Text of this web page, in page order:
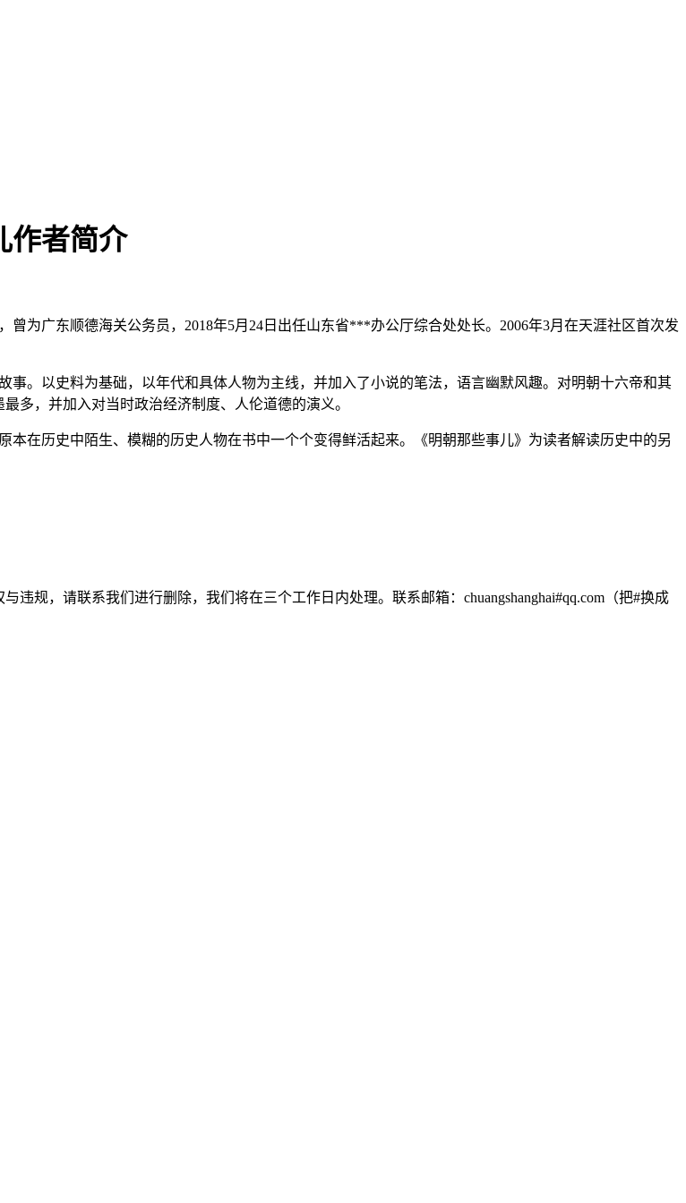
作者简介
为广东顺德海关公务员，2018年5月24日出任山东省***办公厅综合处处长。2006年3月在天涯社区首次发
事。以史料为基础，以年代和具体人物为主线，并加入了小说的笔法，语言幽默风趣。对明朝十六帝和其
多，并加入对当时政治经济制度、人伦道德的演义。
在历史中陌生、模糊的历史人物在书中一个个变得鲜活起来。《明朝那些事儿》为读者解读历史中的另
规，请联系我们进行删除，我们将在三个工作日内处理。联系邮箱：chuangshanghai#qq.com（把#换成